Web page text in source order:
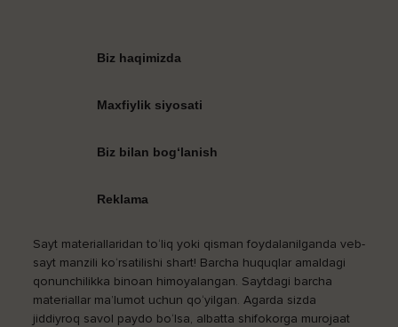
Biz haqimizda
Maxfiylik siyosati
Biz bilan bog‘lanish
Reklama
Sayt materiallaridan to‘liq yoki qisman foydalanilganda veb-
sayt manzili ko‘rsatilishi shart! Barcha huquqlar amaldagi
qonunchilikka binoan himoyalangan. Saytdagi barcha
materiallar ma’lumot uchun qo‘yilgan. Agarda sizda
jiddiyroq savol paydo bo‘lsa, albatta shifokorga murojaat